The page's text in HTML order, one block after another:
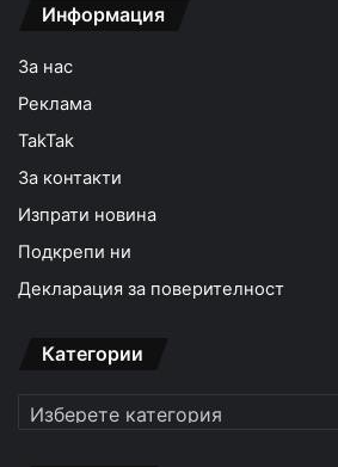
Информация
За нас
Реклама
TakTak
За контакти
Изпрати новина
Подкрепи ни
Декларация за поверителност
Категории
Категории